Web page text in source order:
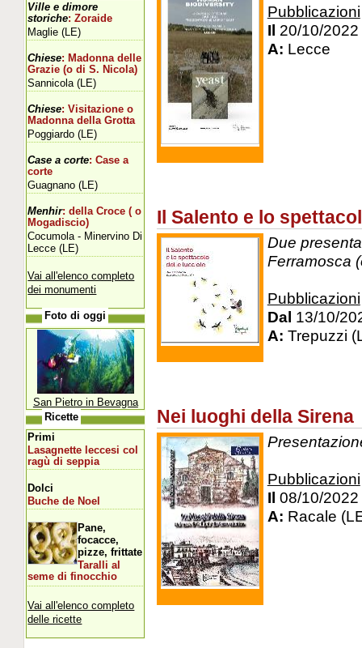
Pubblicazioni
Il 20/10/2022
A: Lecce
Il Salento e lo
Due
Ferramosca
Pubblicazioni
Dal 13/10/
A: Trepuzzi
Nei luoghi della Sirena
Pubblicazioni
Il 08/10/2022
A: Racale
Ville e dimore
storiche: Zoraide
Maglie (LE)
Chiese: Madonna delle
Grazie (o di S. Nicola)
Sannicola (LE)
Chiese: Visitazione o
Madonna della Grotta
Poggiardo (LE)
Case a corte: Case a
corte
Guagnano (LE)
Menhir: della Croce ( o
Mogadiscio)
Cocumola - Minervino Di
Lecce (LE)
Vai all'elenco completo
dei monumenti
Foto di oggi
San Pietro in Bevagna
Ricette
Primi
Lasagnette leccesi col
ragù di seppia
Dolci
Buche de Noel
Pane,
focacce,
pizze, frittate
Taralli al
seme di finocchio
Vai all'elenco completo
delle ricette